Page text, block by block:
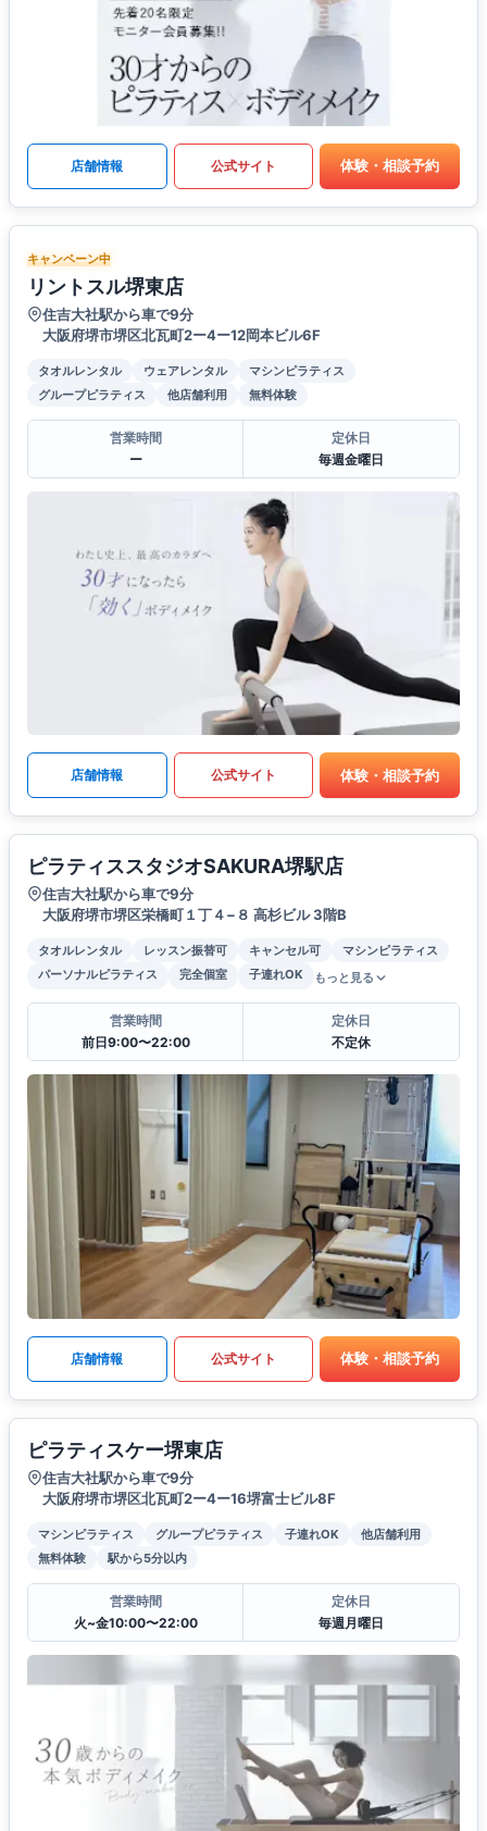
店舗情報 公式サイト 体験・相談予約
キャンペーン中
リントスル堺東店
住吉大社駅から車で9分
大阪府堺市堺区北瓦町2ー4ー12岡本ビル6F
タオルレンタル ウェアレンタル
マシンピラティス
グループピラティス
他店舗利用 無料体験
営業時間
ー
定休日
毎週金曜日
店舗情報 公式サイト 体験・相談予約
ピラティススタジオSAKURA堺駅店
住吉大社駅から車で9分
大阪府堺市堺区栄橋町１丁４−８ 高杉ビル 3階B
タオルレンタル レッスン振替可 キャンセル可
マシンピラティス
パーソナルピラティス
完全個室 子連れOK もっと見る
営業時間
前日9:00〜22:00
定休日
不定休
店舗情報 公式サイト 体験・相談予約
ピラティスケー堺東店
住吉大社駅から車で9分
大阪府堺市堺区北瓦町2ー4ー16堺富士ビル8F
マシンピラティス グループピラティス 子連れOK
他店舗利用
無料体験
駅から5分以内
営業時間
火~金10:00〜22:00
定休日
毎週月曜日